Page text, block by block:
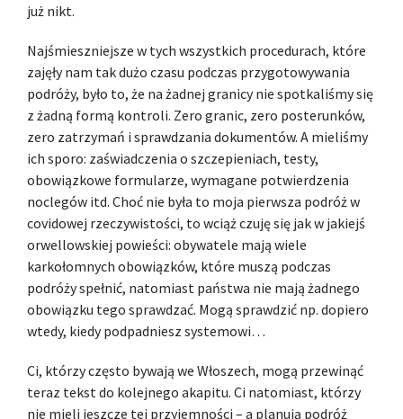
już nikt.
Najśmieszniejsze w tych wszystkich procedurach, które
zajęły nam tak dużo czasu podczas przygotowywania
podróży, było to, że na żadnej granicy nie spotkaliśmy się
z żadną formą kontroli. Zero granic, zero posterunków,
zero zatrzymań i sprawdzania dokumentów. A mieliśmy
ich sporo: zaświadczenia o szczepieniach, testy,
obowiązkowe formularze, wymagane potwierdzenia
noclegów itd. Choć nie była to moja pierwsza podróż w
covidowej rzeczywistości, to wciąż czuję się jak w jakiejś
orwellowskiej powieści: obywatele mają wiele
karkołomnych obowiązków, które muszą podczas
podróży spełnić, natomiast państwa nie mają żadnego
obowiązku tego sprawdzać. Mogą sprawdzić np. dopiero
wtedy, kiedy podpadniesz systemowi…
Ci, którzy często bywają we Włoszech, mogą przewinąć
teraz tekst do kolejnego akapitu. Ci natomiast, którzy
nie mieli jeszcze tej przyjemności – a planują podróż